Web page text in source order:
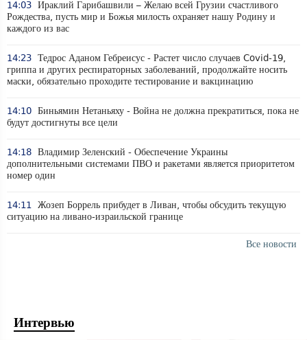
14:03 Ираклий Гарибашвили – Желаю всей Грузии счастливого
Рождества, пусть мир и Божья милость охраняет нашу Родину и
каждого из вас
14:23 Тедрос Аданом Гебреисус - Растет число случаев Covid-19,
гриппа и других респираторных заболеваний, продолжайте носить
маски, обязательно проходите тестирование и вакцинацию
14:10 Биньямин Нетаньяху - Война не должна прекратиться, пока не
будут достигнуты все цели
14:18 Владимир Зеленский - Обеспечение Украины
дополнительными системами ПВО и ракетами является приоритетом
номер один
14:11 Жозеп Боррель прибудет в Ливан, чтобы обсудить текущую
ситуацию на ливано-израильской границе
Все новости
Интервью